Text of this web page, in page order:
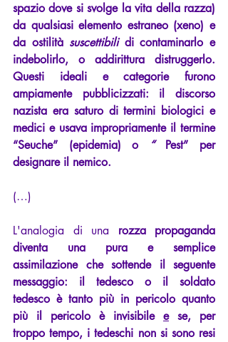
spazio dove si svolge la vita della razza)
da qualsiasi elemento estraneo (xeno) e
da ostilità suscettibili di contaminarlo e
indebolirlo, o addirittura distruggerlo.
Questi ideali e categorie furono
ampiamente pubblicizzati: il discorso
nazista era saturo di termini biologici e
medici e usava impropriamente il termine
“Seuche” (epidemia) o
“ Pest” per
designare il nemico.
(…)
L'analogia di una rozza propaganda
diventa una pura e semplice
assimilazione che sottende il seguente
messaggio: il tedesco o il soldato
tedesco è tanto più in pericolo quanto
più il pericolo è invisibile e se, per
troppo tempo, i tedeschi non si sono resi